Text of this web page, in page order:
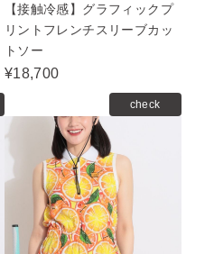
【接触冷感】グラフィックプ
リントフレンチスリーブカッ
トソー
¥18,700
check